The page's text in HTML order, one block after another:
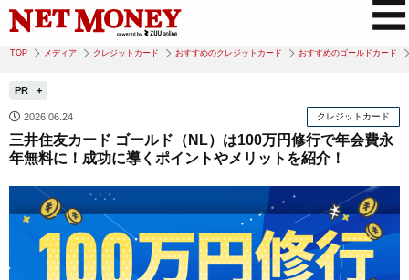
TOP メディア クレジットカード おすすめのクレジットカード おすすめのゴールドカード
PR
2026.06.24 クレジットカード
三井住友カード ゴールド（NL）は100万円修行で年会費永
年無料に！成功に導くポイントやメリットを紹介！